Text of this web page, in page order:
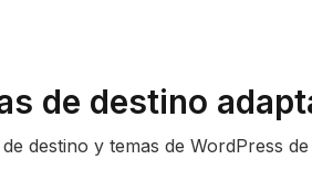
de destino
destino y temas de WordPress